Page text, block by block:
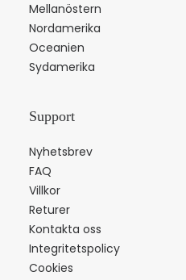
Mellanöstern
Nordamerika
Oceanien
Sydamerika
Support
Nyhetsbrev
FAQ
Villkor
Returer
Kontakta oss
Integritetspolicy
Cookies